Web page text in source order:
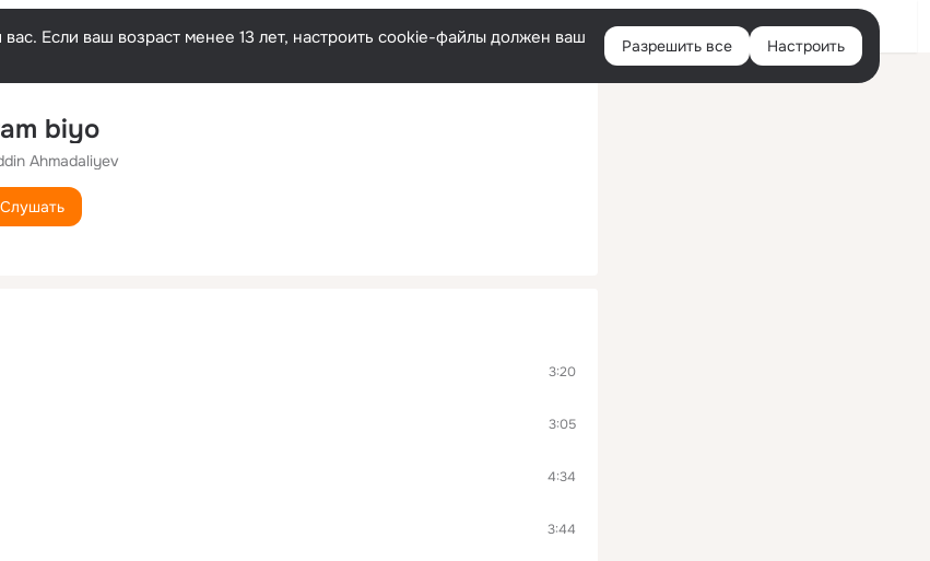
Войти
Если ваш возраст менее 13 лет, настроить cookie-файлы должен ваш
Разрешить все Настроить
biyo
Ahmadaliyev
Слушать
3:20
3:05
4:34
3:44